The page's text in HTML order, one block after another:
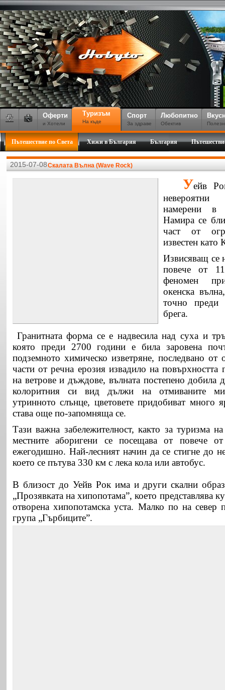
Оферти
и Хотели
Туризъм
На къде
Спорт
За здраве
Любопитно
Обектив
Пътешествие по Света Хижи в България България
2015-07-08Скалата Вълна (Wave Rock)
Уейв
невероятни
намерени
Намира се
част от
известен
Извисяващ се
повече от
феномен
окенска
точно преди
брега.
Гранитната форма се е надвесила над суха и
която преди 2700 години е била заровена
подземното химическо изветряне, последвано от
части от речна ерозия извадило на повърхността
на ветрове и дъждове, вълната постепено добила
колоритния си вид дължи на отмиваните
утринното слънце, цветовете придобиват много
става още по-запомняща се.
Тази важна забележителност, както за туризма на
местните аборигени се посещава от повече
ежегодишно. Най-лесният начин да се стигне до
което се пътува 330 км с лека кола или автобус.
В близост до Уейв Рок има и други скални
„Прозявката на хипопотама”, което представлява
отворена хипопотамска уста. Малко по на север
група „Гърбиците”.